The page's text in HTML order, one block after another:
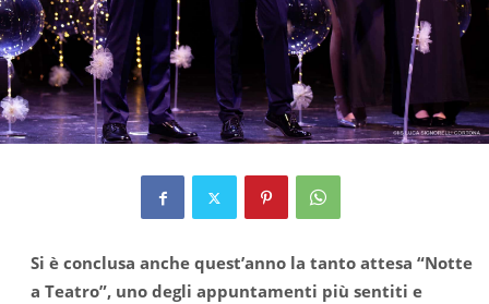
Si è conclusa anche quest’anno la tanto attesa “Notte
a Teatro”, uno degli appuntamenti più sentiti e